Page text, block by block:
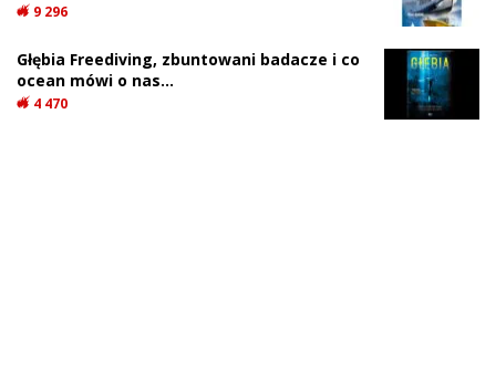
9 296
Głębia Freediving, zbuntowani badacze i co
ocean mówi o nas…
4 470